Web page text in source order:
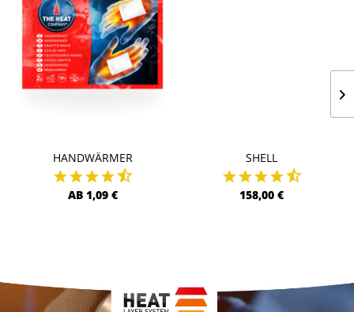
HANDWÄRMER
AB 1,09 €
SHELL
158,00 €